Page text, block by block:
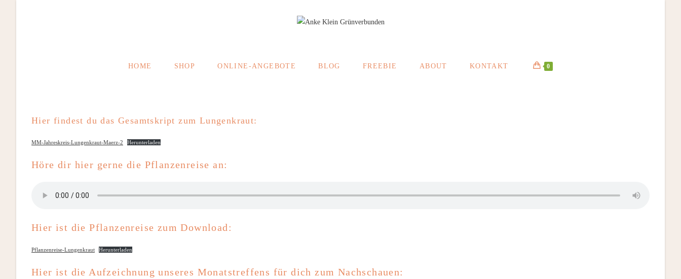
HOME SHOP ONLINE-ANGEBOTE BLOG FREEBIE ABOUT KONTAKT 0
Hier findest du das Gesamtskript zum Lungenkraut:
MM-Jahreskreis-Lungenkraut-Maerz-2 Herunterladen
Höre dir hier gerne die Pflanzenreise an:
Hier ist die Pflanzenreise zum Download:
Pflanzenreise-Lungenkraut Herunterladen
Hier ist die Aufzeichnung unseres Monatstreffens für dich zum Nachschauen: